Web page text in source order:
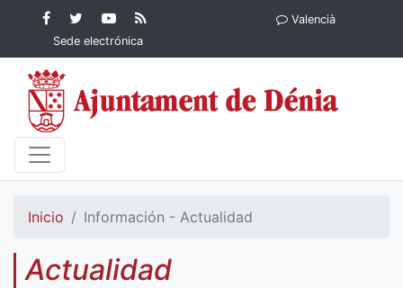
Contenido principalFacebook
Ayuntamiento de
Dénia
Ayuntamiento
de Dénia
YouTube
Ayuntamiento
de Dénia
Ayuntamiento
Sede electrónica
Valencià
Inicio Información - Actualidad
Actualidad